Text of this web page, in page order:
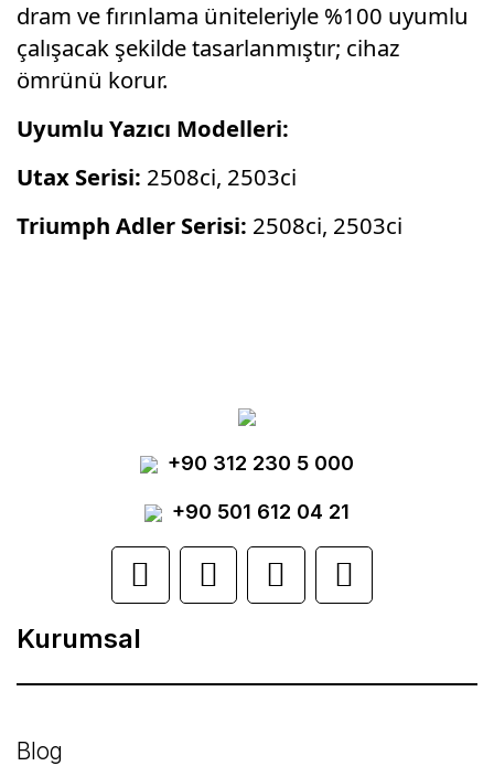
dram ve fırınlama üniteleriyle %100 uyumlu
çalışacak şekilde tasarlanmıştır; cihaz
ömrünü korur.
Uyumlu Yazıcı Modelleri:
Utax Serisi: 2508ci, 2503ci
Triumph Adler Serisi: 2508ci, 2503ci
Yorum Yaz
Ürün resmi kalitesiz, bozuk veya
görüntülenemiyor.
Ürün açıklamasında eksik bilgiler bulunuyor.
Ürün bilgilerinde hatalar bulunuyor.
Ürün fiyatı diğer sitelerden daha pahalı.
Bu ürüne benzer farklı alternatifler olmalı.
+90 312 230 5 000
+90 501 612 04 21
Kurumsal
Blog